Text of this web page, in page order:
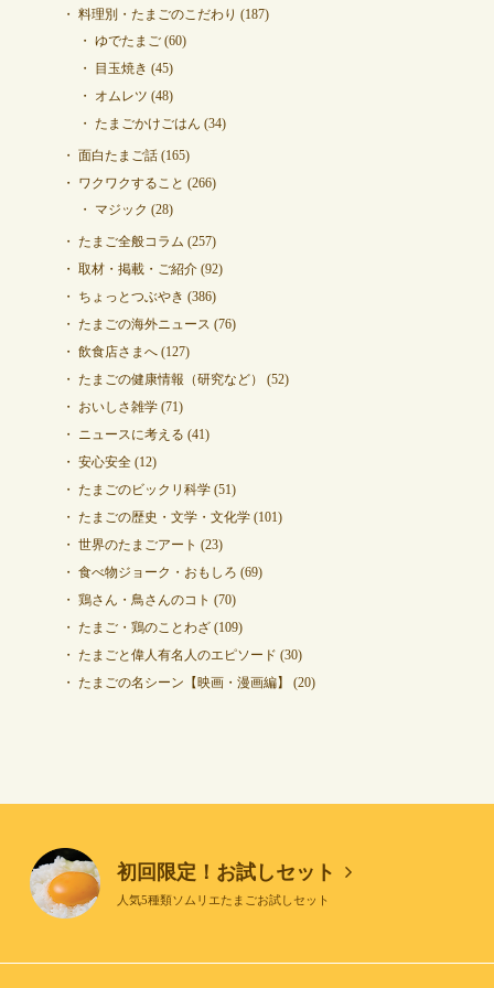
料理別・たまごのこだわり (187)
ゆでたまご(60)
目玉焼き (45)
オムレツ (48)
たまごかけごはん (34)
面白たまご話(165)
ワクワクすること (266)
マジック (28)
たまご全般コラム (257)
取材・掲載・ご紹介(92)
ちょっとつぶやき (386)
たまごの海外ニュース (76)
飲食店さまへ(127)
たまごの健康情報（研究など）
(52)
おいしさ雑学(71)
ニュースに考える (41)
安心安全(12)
たまごのビックリ科学(51)
たまごの歴史・文学・文化学(101)
世界のたまごアート (23)
食べ物ジョーク・おもしろ (69)
鶏さん・鳥さんのコト (70)
たまご・鶏のことわざ(109)
たまごと偉人有名人のエピソード (30)
たまごの名シーン【映画・漫画編】
(20)
初回限定！お試しセット
人気5種類ソムリエたまごお試しセット